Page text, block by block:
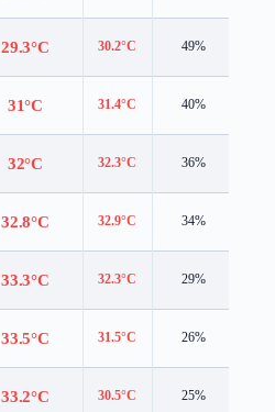
29.3°C 30.2°C 49%
31°C 31.4°C 40%
32°C 32.3°C 36%
32.8°C 32.9°C 34%
33.3°C 32.3°C 29%
33.5°C 31.5°C 26%
33.2°C 30.5°C 25%